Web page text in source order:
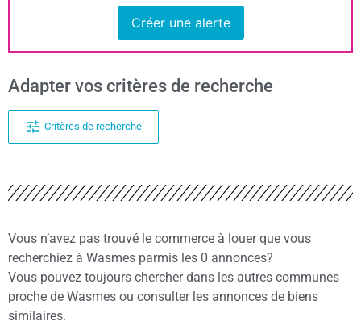
Créer une alerte
Adapter vos critères de recherche
Critères de recherche
Vous n’avez pas trouvé le commerce à louer que vous
recherchiez à Wasmes parmis les 0 annonces?
Vous pouvez toujours chercher dans les autres communes
proche de Wasmes ou consulter les annonces de biens
similaires.